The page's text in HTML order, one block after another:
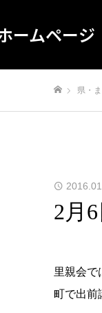
ームページ
県・
2月
里親会で
町で出前